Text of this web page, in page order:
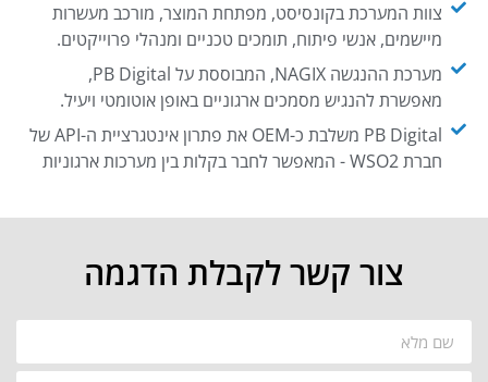
צוות המערכת בקונסיסט, מפתחת המוצר, מורכב מעשרות
מיישמים, אנשי פיתוח, תומכים טכניים ומנהלי פרוייקטים.
מערכת ההנגשה NAGIX, המבוססת על PB Digital,
מאפשרת להנגיש מסמכים ארגוניים באופן אוטומטי ויעיל.
PB Digital משלבת כ-OEM את פתרון אינטגרציית ה-API של
חברת WSO2 - המאפשר לחבר בקלות בין מערכות ארגוניות
צור קשר לקבלת הדגמה